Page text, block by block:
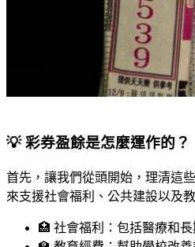
💡 彩券盈餘是怎麼運作的？
首先，讓我們從頭開始，理清這
來支援社會福利、公共建設以及
🏥 社會福利：包括醫療和